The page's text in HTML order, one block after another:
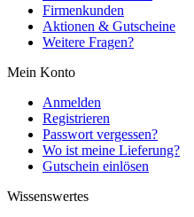
Firmenkunden
Aktionen & Gutscheine
Weitere Fragen?
Mein Konto
Anmelden
Registrieren
Passwort vergessen?
Wo ist meine Lieferung?
Gutschein einlösen
Wissenswertes